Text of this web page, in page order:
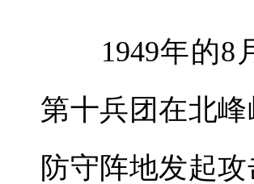
1949年的8月
第十兵团在北
防守阵地发起